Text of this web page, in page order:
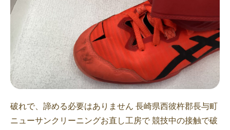
破れで、諦める必要はありません 長崎県西彼杵郡長与町
ニューサンクリーニングお直し工房で 競技中の接触で破